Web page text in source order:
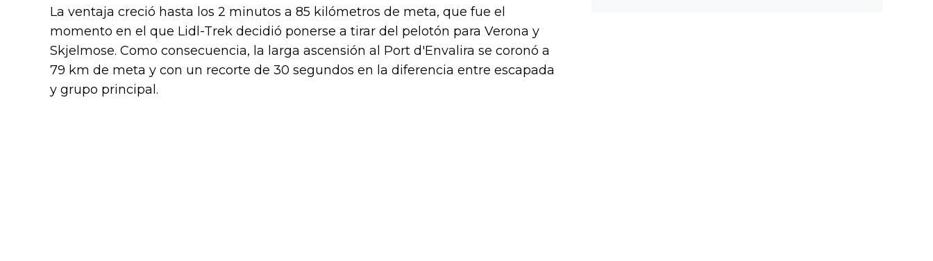
La ventaja creció hasta los 2 minutos a 85 kilómetros de meta, que fue el
momento en el que Lidl-Trek decidió ponerse a tirar del pelotón para Verona y
Skjelmose. Como consecuencia, la larga ascensión al Port d'Envalira se coronó a
79 km de meta y con un recorte de 30 segundos en la diferencia entre escapada
y grupo principal.